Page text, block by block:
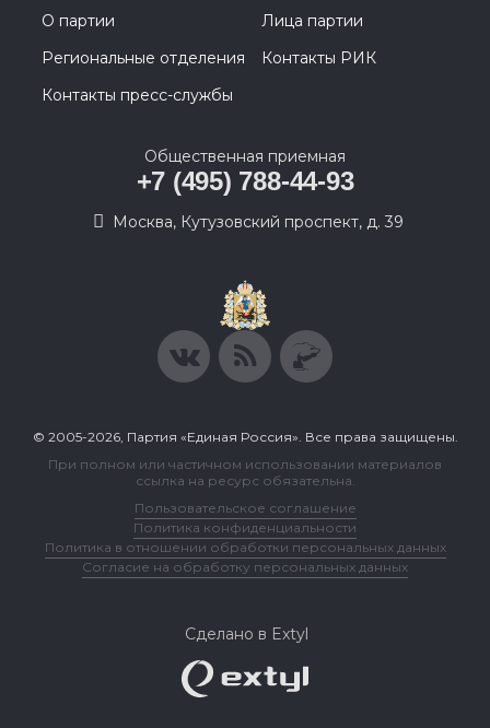
О партии
Лица партии
Региональные отделения
Контакты РИК
Контакты пресс-службы
Общественная приемная
+7 (495) 788-44-93
Москва, Кутузовский проспект, д. 39
© 2005-2026, Партия «Единая Россия». Все права защищены.
При полном или частичном использовании материалов
ссылка на ресурс обязательна.
Пользовательское соглашение
Политика конфиденциальности
Политика в отношении обработки персональных данных
Согласие на обработку персональных данных
Сделано в Extyl